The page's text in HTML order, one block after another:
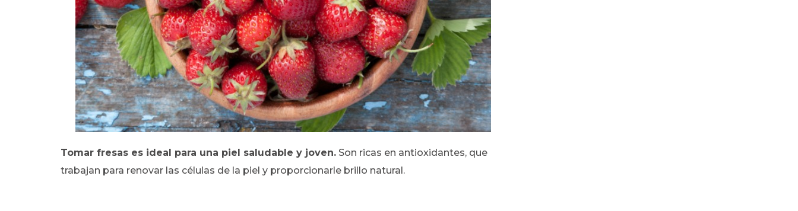
Tomar fresas es ideal para una piel saludable y joven. Son ricas en antioxidantes, que
trabajan para renovar las células de la piel y proporcionarle brillo natural.